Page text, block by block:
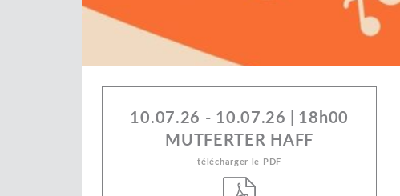
10.07.26 - 10.07.26
18h00
MUTFERTER HAFF
télécharger le PDF